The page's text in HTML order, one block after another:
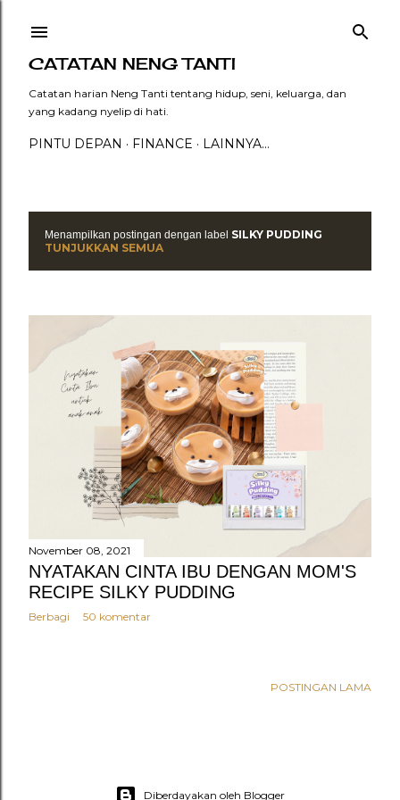
CATATAN NENG TANTI
Catatan harian Neng Tanti tentang hidup, seni, keluarga, dan
yang kadang nyelip di hati.
PINTU DEPAN FINANCE LAINNYA…
P
o
s
i
Menampilkan postingan dengan label SILKY PUDDING
TUNJUKKAN SEMUA
November 08, 2021
NYATAKAN CINTA IBU DENGAN MOM'S
RECIPE SILKY PUDDING
Berbagi 50 komentar
POSTINGAN LAMA
Diberdayakan oleh Blogger